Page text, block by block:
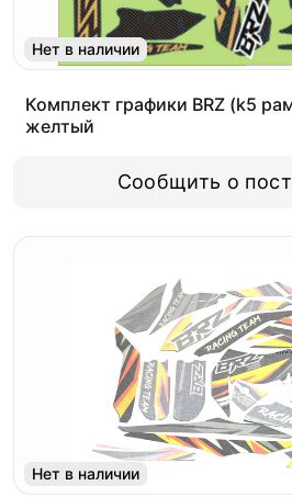
Нет в наличии
Комплект графики BRZ (k5
желтый
Сообщить о
Нет в наличии